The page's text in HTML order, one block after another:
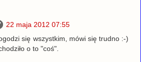
22 maja 2012 07:55
się wszystkim, mówi się trudno :-)
o to "coś".